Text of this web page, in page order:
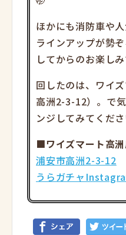
ほかにも消防車や
ラインアップが勢
してからのお楽し
回したのは、ワイ
高洲2-3-12）。で
ンジしてみてくださ
■ワイズマート高
浦安市高洲2-3-12
うらガチャ